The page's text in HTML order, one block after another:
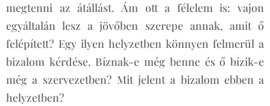
megtenni az átállást. Ám ott a félelem is: vajon
egyáltalán lesz a jövőben szerepe annak, amit ő
felépített? Egy ilyen helyzetben könnyen felmerül a
bizalom kérdése. Bíznak-e még benne és ő bízik-e
még a szervezetben? Mit jelent a bizalom ebben a
helyzetben?